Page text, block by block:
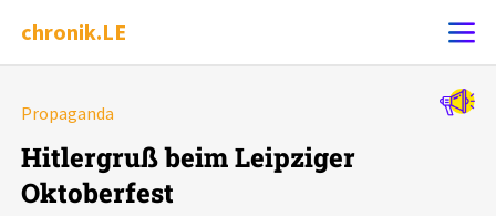
chronik.LE
Chronik
Propaganda
Hitlergruß beim Leipziger
Oktoberfest
Alle Ereignisse
7502 Ereignisse
Ereignisse